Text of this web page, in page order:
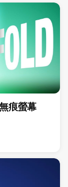
痕螢幕